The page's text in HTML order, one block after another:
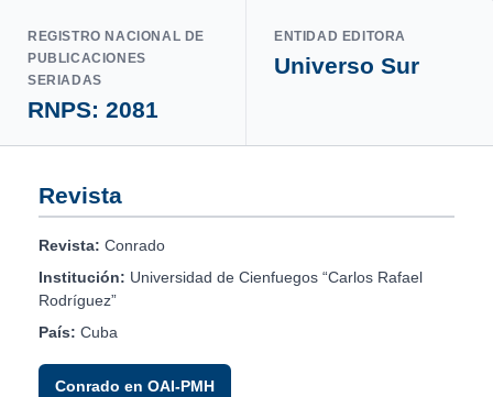
REGISTRO NACIONAL DE
PUBLICACIONES
SERIADAS
RNPS: 2081
ENTIDAD EDITORA
Universo Sur
Revista
Revista: Conrado
Institución: Universidad de Cienfuegos “Carlos Rafael
Rodríguez”
País: Cuba
Conrado en OAI-PMH